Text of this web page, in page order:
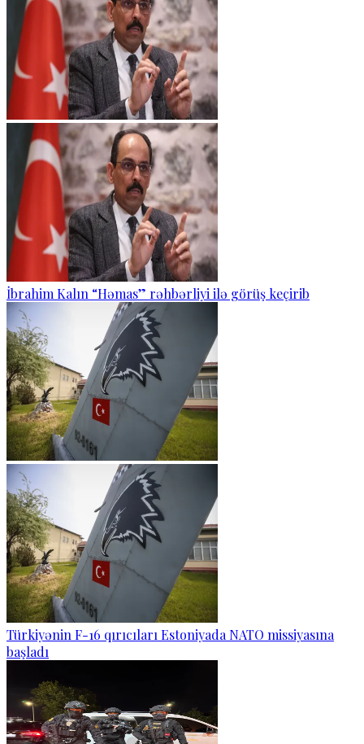
İbrahim Kalın “Həmas” rəhbərliyi ilə görüş keçirib
Türkiyənin F-16 qırıcıları Estoniyada NATO missiyasına
başladı